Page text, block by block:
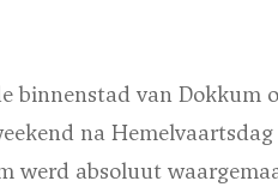
binnenstad van Dokkum
na
werd absoluut